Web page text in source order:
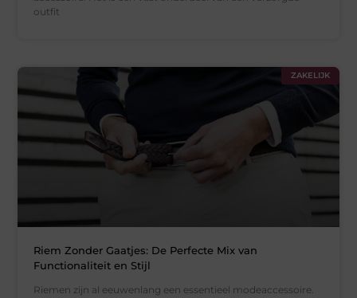
outfit
ZAKELIJK
Riem Zonder Gaatjes: De Perfecte Mix van
Functionaliteit en Stijl
Riemen zijn al eeuwenlang een essentieel modeaccessoire.